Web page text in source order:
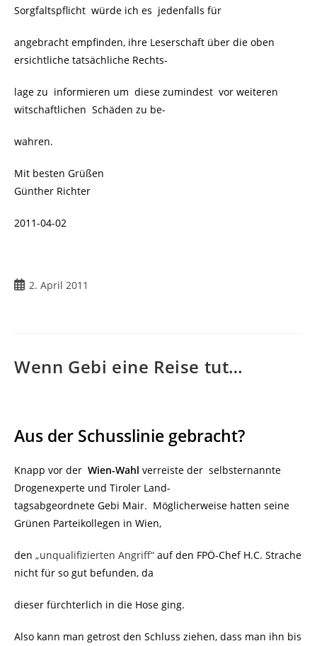
Sorgfaltspflicht würde ich es jedenfalls für
angebracht empfinden, ihre Leserschaft über die oben
ersichtliche tatsächliche Rechts-
lage zu informieren um diese zumindest vor weiteren
witschaftlichen Schäden zu be-
wahren.
Mit besten Grüßen
Günther Richter
2011-04-02
Beitrag2. April 2011
Wenn Gebi eine Reise tut…
Aus der Schusslinie gebracht?
Knapp vor der Wien-Wahl verreiste der selbsternannte
Drogenexperte und Tiroler Land-
tagsabgeordnete Gebi Mair. Möglicherweise hatten seine
Grünen Parteikollegen in Wien,
den „unqualifizierten Angriff“ auf den FPÖ-Chef H.C. Strache
nicht für so gut befunden, da
dieser fürchterlich in die Hose ging.
Also kann man getrost den Schluss ziehen, dass man ihn bis